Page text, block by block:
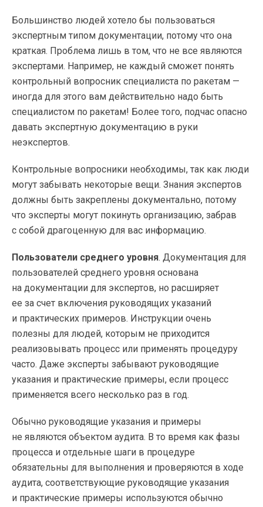
Большинство людей хотело бы пользоваться
экспертным типом документации, потому что она
краткая. Проблема лишь в том, что не все являются
экспертами. Например, не каждый сможет понять
контрольный вопросник специалиста по ракетам —
иногда для этого вам действительно надо быть
специалистом по ракетам! Более того, подчас опасно
давать экспертную документацию в руки
неэкспертов.
Контрольные вопросники необходимы, так как люди
могут забывать некоторые вещи. Знания экспертов
должны быть закреплены документально, потому
что эксперты могут покинуть организацию, забрав
с собой драгоценную для вас информацию.
Пользователи среднего уровня. Документация для
пользователей среднего уровня основана
на документации для экспертов, но расширяет
ее за счет включения руководящих указаний
и практических примеров. Инструкции очень
полезны для людей, которым не приходится
реализовывать процесс или применять процедуру
часто. Даже эксперты забывают руководящие
указания и практические примеры, если процесс
применяется всего несколько раз в год.
Обычно руководящие указания и примеры
не являются объектом аудита. В то время как фазы
процесса и отдельные шаги в процедуре
обязательны для выполнения и проверяются в ходе
аудита, соответствующие руководящие указания
и практические примеры используются обычно